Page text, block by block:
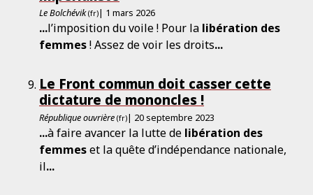
Le Bolchévik (fr)| 1 mars 2026
...l’imposition du voile ! Pour la libération des
femmes! Assez de voir les droits...
Le Front commun doit casser cette
dictature de mononcles !
République ouvrière (fr)| 20 septembre 2023
...à faire avancer la lutte de libération des
femmeset la quête d’indépendance nationale,
il...